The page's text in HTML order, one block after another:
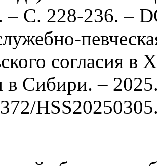
– С. 228-236. –
согласия
в Сибири. –